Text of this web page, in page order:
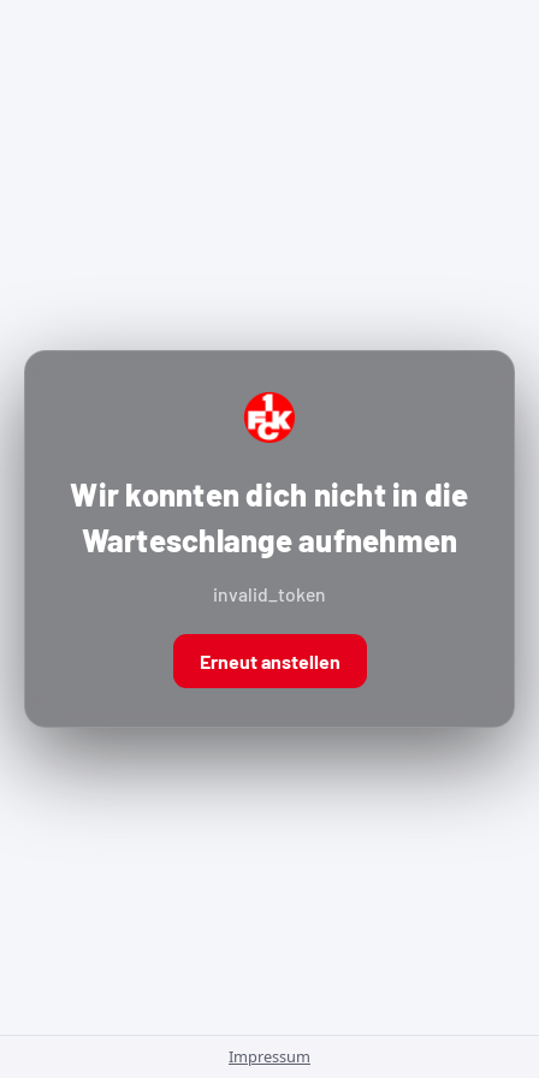
Wir konnten dich nicht in die
Warteschlange aufnehmen
invalid_token
Erneut anstellen
Impressum